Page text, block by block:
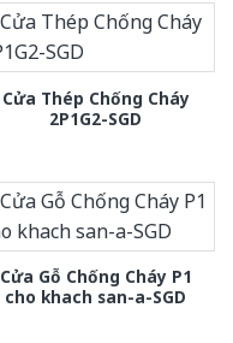
Cửa Thép Chống Cháy
2P1G2-SGD
Cửa Gỗ Chống Cháy P1
cho khach san-a-SGD